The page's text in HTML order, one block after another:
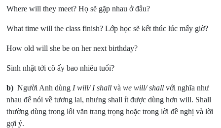
Where will they meet? Họ sẽ gặp nhau ở đâu?
What time will the class finish? Lớp học sẽ kết thúc lúc mấy giờ?
How old will she be on her next birthday?
Sinh nhật tới cô ấy bao nhiêu tuổi?
b)Người Anh dùng I will/ I shall vàwe will/ shall với nghĩa như
nhau để nói về tương lai, nhưng shall ít được dùng hơn will. Shall
thường dùng trong lối văn trang trọng hoặc trong lời đề nghị và lời
gợi ý.